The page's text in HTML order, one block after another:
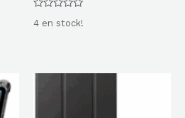
con
4 en stock!